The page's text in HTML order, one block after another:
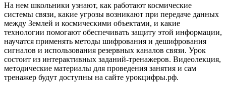
На нем школьники узнают, как работают космические
системы связи, какие угрозы возникают при передаче данных
между Землей и космическими объектами, и какие
технологии помогают обеспечивать защиту этой информации,
научатся применять методы шифрования и дешифрования
сигналов и использования резервных каналов связи. Урок
состоит из интерактивных заданий-тренажеров. Видеолекция,
методические материалы для проведения занятия и сам
тренажер будут доступны на сайте урокцифры.рф.